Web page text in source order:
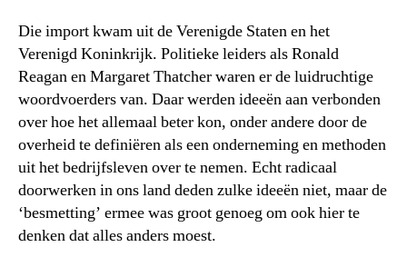
Die import kwam uit de Verenigde Staten en het
Verenigd Koninkrijk. Politieke leiders als Ronald
Reagan en Margaret Thatcher waren er de luidruchtige
woordvoerders van. Daar werden ideeën aan verbonden
over hoe het allemaal beter kon, onder andere door de
overheid te definiëren als een onderneming en methoden
uit het bedrijfsleven over te nemen. Echt radicaal
doorwerken in ons land deden zulke ideeën niet, maar de
‘besmetting’ ermee was groot genoeg om ook hier te
denken dat alles anders moest.